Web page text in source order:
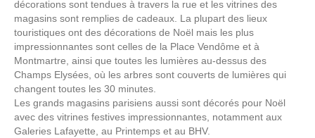
décorations sont tendues à travers la rue et les vitrines des
magasins sont remplies de cadeaux. La plupart des lieux
touristiques ont des décorations de Noël mais les plus
impressionnantes sont celles de la Place Vendôme et à
Montmartre, ainsi que toutes les lumières au-dessus des
Champs Elysées, où les arbres sont couverts de lumières qui
changent toutes les 30 minutes.
Les grands magasins parisiens aussi sont décorés pour Noël
avec des vitrines festives impressionnantes, notamment aux
Galeries Lafayette, au Printemps et au BHV.